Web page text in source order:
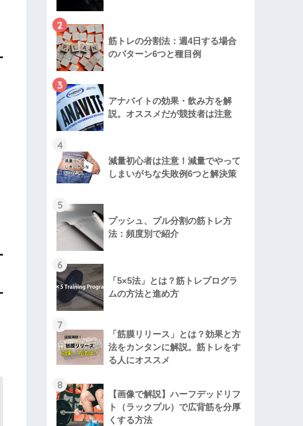
2
筋トレの分割法：週4日する場合
のパターン6つと種目例
3
アナバイトの効果・飲み方を解
説。オススメだが競技者は注意
4
減量初心者は注意！減量でやって
しまいがちな失敗例6つと解決策
5
プッシュ、プル分割の筋トレ方
法：頻度別で紹介
6
「5×5法」とは？筋トレプログラ
ムの方法と進め方
7
「筋膜リリース」とは？効果と方
法をカンタンに解説。筋トレをす
る人にオススメ
8
【画像で解説】ハーフデッドリフ
ト（ラックプル）で広背筋を分厚
くする方法